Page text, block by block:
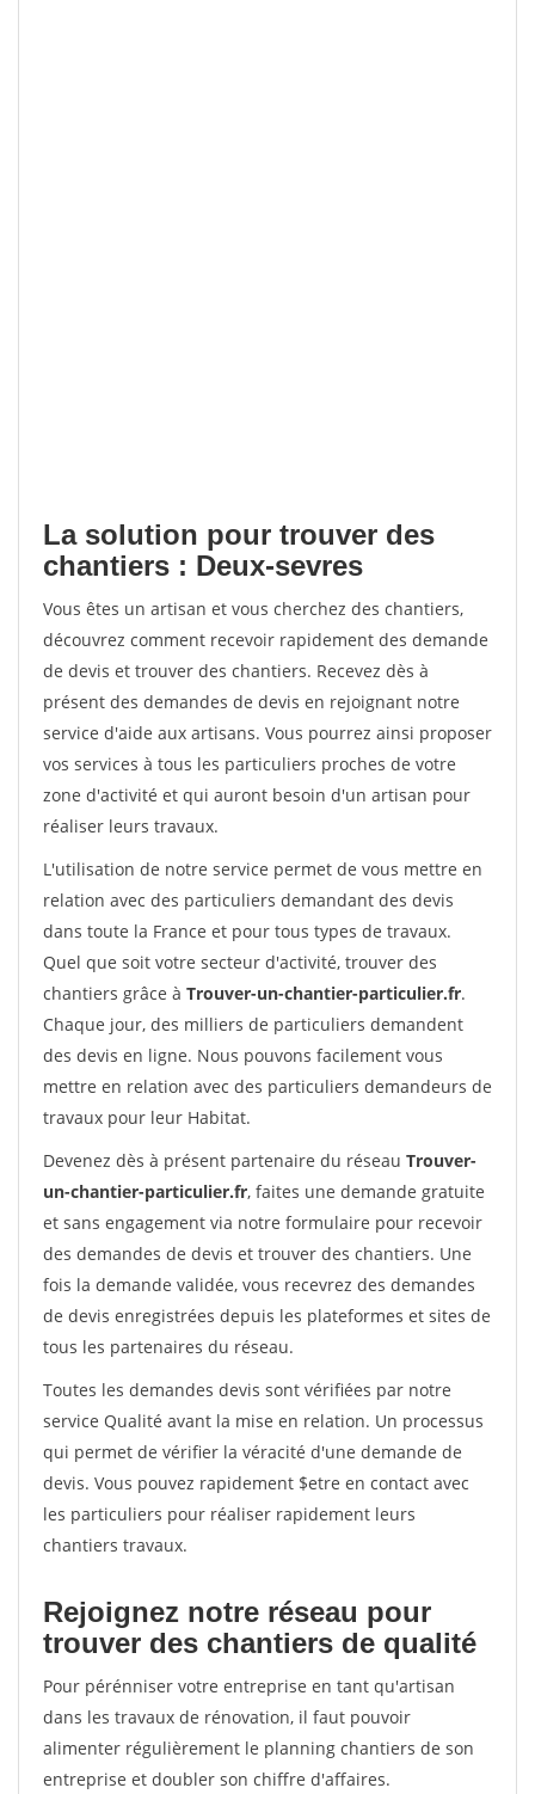
La solution pour trouver des
chantiers : Deux-sevres
Vous êtes un artisan et vous cherchez des chantiers,
découvrez comment recevoir rapidement des demande
de devis et trouver des chantiers. Recevez dès à
présent des demandes de devis en rejoignant notre
service d'aide aux artisans. Vous pourrez ainsi proposer
vos services à tous les particuliers proches de votre
zone d'activité et qui auront besoin d'un artisan pour
réaliser leurs travaux.
L'utilisation de notre service permet de vous mettre en
relation avec des particuliers demandant des devis
dans toute la France et pour tous types de travaux.
Quel que soit votre secteur d'activité, trouver des
chantiers grâce à Trouver-un-chantier-particulier.fr.
Chaque jour, des milliers de particuliers demandent
des devis en ligne. Nous pouvons facilement vous
mettre en relation avec des particuliers demandeurs de
travaux pour leur Habitat.
Devenez dès à présent partenaire du réseau Trouver-
un-chantier-particulier.fr, faites une demande gratuite
et sans engagement via notre formulaire pour recevoir
des demandes de devis et trouver des chantiers. Une
fois la demande validée, vous recevrez des demandes
de devis enregistrées depuis les plateformes et sites de
tous les partenaires du réseau.
Toutes les demandes devis sont vérifiées par notre
service Qualité avant la mise en relation. Un processus
qui permet de vérifier la véracité d'une demande de
devis. Vous pouvez rapidement $etre en contact avec
les particuliers pour réaliser rapidement leurs
chantiers travaux.
Rejoignez notre réseau pour
trouver des chantiers de qualité
Pour pérénniser votre entreprise en tant qu'artisan
dans les travaux de rénovation, il faut pouvoir
alimenter régulièrement le planning chantiers de son
entreprise et doubler son chiffre d'affaires.